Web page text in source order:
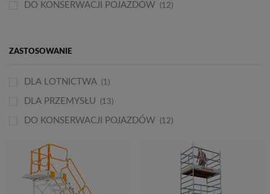
ZASTOSOWANIE
DLA LOTNICTWA (1)
DLA PRZEMYSŁU (13)
DO KONSERWACJI POJAZDÓW (12)
DO KONSERWACJI POJAZDÓW (12)